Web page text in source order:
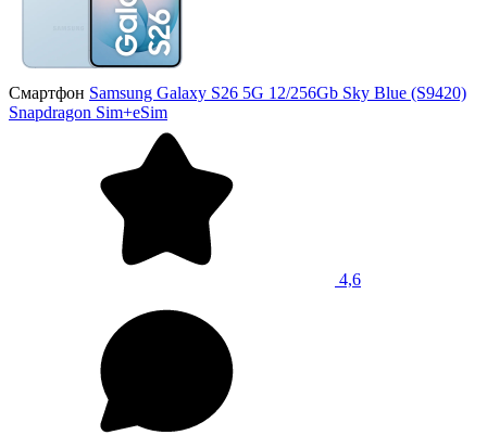
Смартфон Samsung Galaxy S26 5G 12/256Gb Sky Blue (S9420)
Snapdragon Sim+eSim
4,6